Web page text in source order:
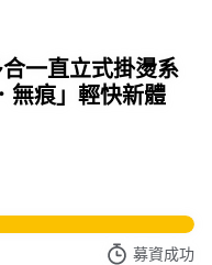
一直立式掛燙系
無痕」輕快新體
募資成功